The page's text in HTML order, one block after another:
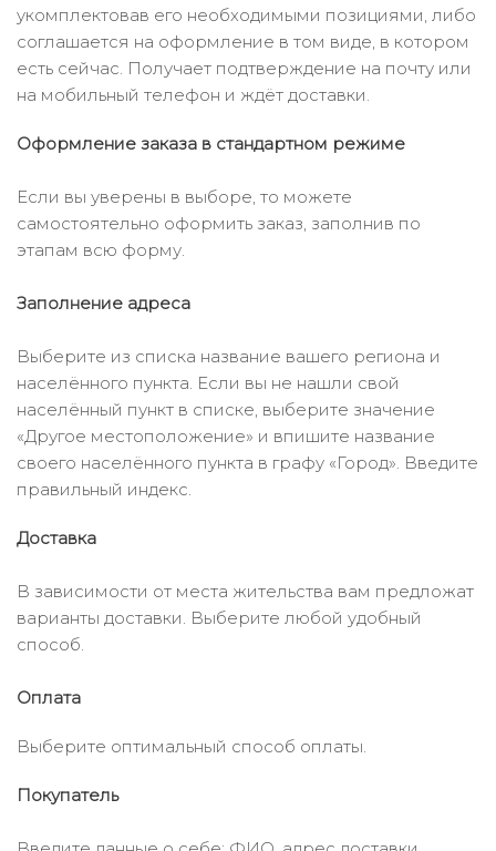
укомплектовав его необходимыми позициями, либо
соглашается на оформление в том виде, в котором
есть сейчас. Получает подтверждение на почту или
на мобильный телефон и ждёт доставки.
Оформление заказа в стандартном режиме
Если вы уверены в выборе, то можете
самостоятельно оформить заказ, заполнив по
этапам всю форму.
Заполнение адреса
Выберите из списка название вашего региона и
населённого пункта. Если вы не нашли свой
населённый пункт в списке, выберите значение
«Другое местоположение» и впишите название
своего населённого пункта в графу «Город». Введите
правильный индекс.
Доставка
В зависимости от места жительства вам предложат
варианты доставки. Выберите любой удобный
способ.
Оплата
Выберите оптимальный способ оплаты.
Покупатель